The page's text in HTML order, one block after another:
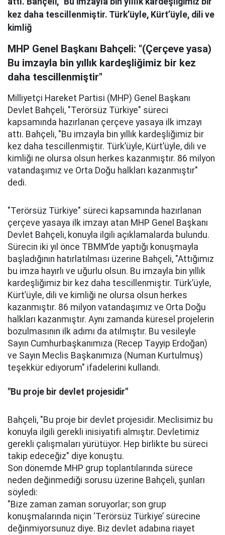
kez daha tescillenmiştir. Türk’üyle, Kürt’üyle, dili ve
kimliğ
MHP Genel Başkanı Bahçeli: "(Çerçeve yasa)
Bu imzayla bin yıllık kardeşliğimiz bir kez
daha tescillenmiştir"
Milliyetçi Hareket Partisi (MHP) Genel Başkanı
Devlet Bahçeli, "Terörsüz Türkiye" süreci
kapsamında hazırlanan çerçeve yasaya ilk imzayı
attı. Bahçeli, "Bu imzayla bin yıllık kardeşliğimiz bir
kez daha tescillenmiştir. Türk’üyle, Kürt’üyle, dili ve
kimliği ne olursa olsun herkes kazanmıştır. 86 milyon
vatandaşımız ve Orta Doğu halkları kazanmıştır"
dedi.
"Terörsüz Türkiye" süreci kapsamında hazırlanan
çerçeve yasaya ilk imzayı atan MHP Genel Başkanı
Devlet Bahçeli, konuyla ilgili açıklamalarda bulundu.
Sürecin iki yıl önce TBMM’de yaptığı konuşmayla
başladığının hatırlatılması üzerine Bahçeli, "Attığımız
bu imza hayırlı ve uğurlu olsun. Bu imzayla bin yıllık
kardeşliğimiz bir kez daha tescillenmiştir. Türk’üyle,
Kürt’üyle, dili ve kimliği ne olursa olsun herkes
kazanmıştır. 86 milyon vatandaşımız ve Orta Doğu
halkları kazanmıştır. Aynı zamanda küresel projelerin
bozulmasının ilk adımı da atılmıştır. Bu vesileyle
Sayın Cumhurbaşkanımıza (Recep Tayyip Erdoğan)
ve Sayın Meclis Başkanımıza (Numan Kurtulmuş)
teşekkür ediyorum" ifadelerini kullandı.
"Bu proje bir devlet projesidir"
Bahçeli, "Bu proje bir devlet projesidir. Meclisimiz bu
konuyla ilgili gerekli inisiyatifi almıştır. Devletimiz
gerekli çalışmaları yürütüyor. Hep birlikte bu süreci
takip edeceğiz" diye konuştu.
Son dönemde MHP grup toplantılarında sürece
neden değinmediği sorusu üzerine Bahçeli, şunları
söyledi:
"Bize zaman zaman soruyorlar; son grup
konuşmalarında niçin ‘Terörsüz Türkiye’ sürecine
değinmiyorsunuz diye. Biz devlet adabına riayet